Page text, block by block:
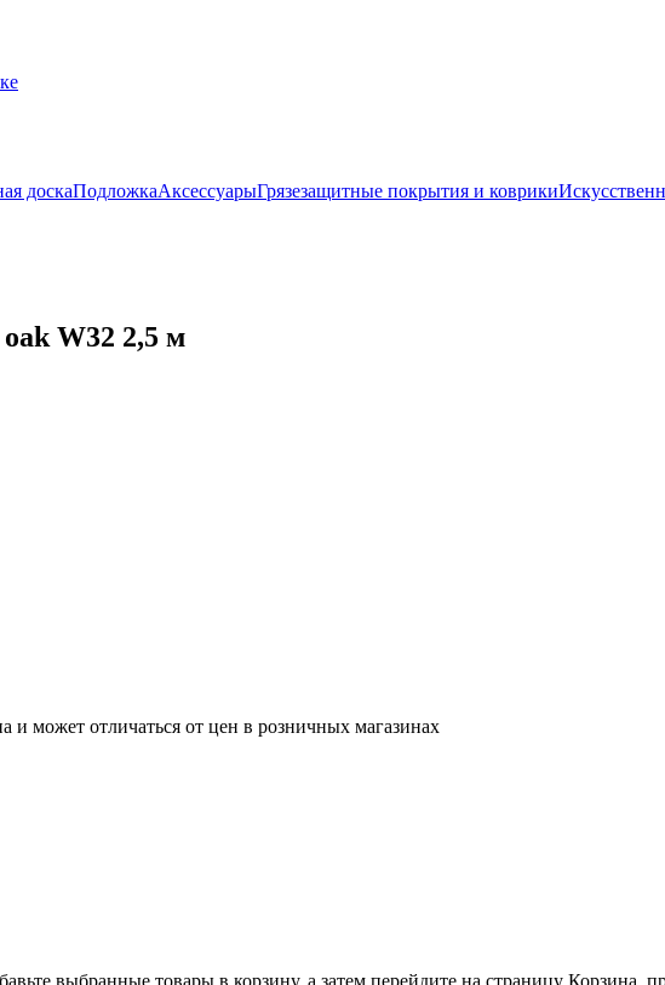
доскаПодложкаАксессуарыГрязезащитные покрытия и коврики
W32 2,5 м
и может отличаться от цен в розничных магазинах
выбранные товары в корзину, а затем перейдите на страницу Корзина,